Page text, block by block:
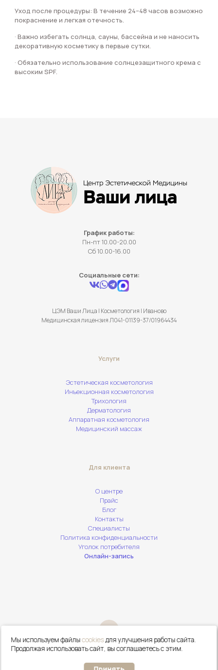
Уход после процедуры: В течение 24–48 часов возможно
покраснение и легкая отечность.
· Важно избегать солнца, сауны, бассейна и не наносить
декоративную косметику в первые сутки.
· Обязательно использование солнцезащитного крема с
высоким SPF.
График работы:
Пн-пт 10.00-20.00
Сб 10.00-16.00
Социальные сети:
ЦЭМ Ваши Лица | Косметология | Иваново
Медицинская лицензия Л041-01139-37/01964434
Услуги
Эстетическая косметология
Инъекционная косметология
Трихология
Дерматология
Аппаратная косметология
Медицинский массаж
Для клиента
Онлайн
Сделать
О центре
Прайс
Блог
Контакты
Специалисты
Политика конфиденциальности
Уголок потребителя
Онлайн-запись
Мы используем файлыcookiesдля улучшения работы сайта.
Продолжая использовать сайт, вы соглашаетесь с этим.
Сайт ООО "ЦЭМ Ваши Лица". Все права защищены. 2026(с) by